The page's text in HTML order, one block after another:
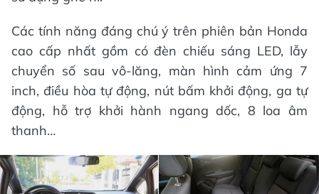
Các tính năng đáng chú ý trên phiên bản Honda
cao cấp nhất gồm có đèn chiếu sáng LED, lẫy
chuyển số sau vô-lăng, màn hình cảm ứng 7
inch, điều hòa tự động, nút bấm khởi động, ga tự
động, hỗ trợ khởi hành ngang dốc, 8 loa âm
thanh…